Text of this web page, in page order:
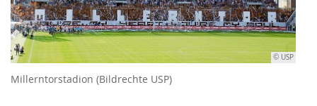
© USP
Millerntorstadion (Bildrechte USP)